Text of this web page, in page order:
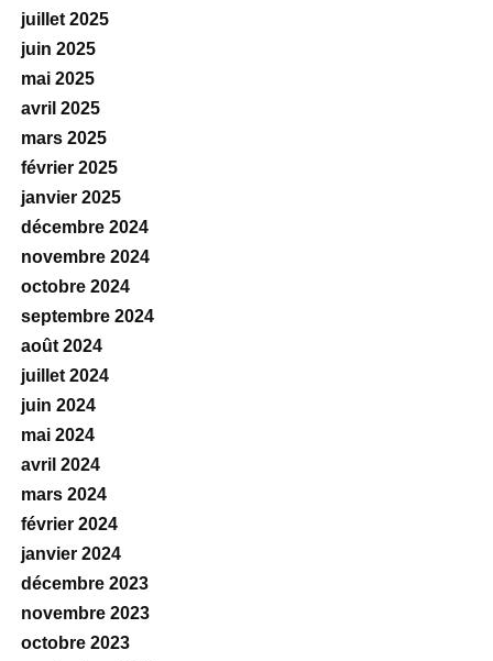
juillet 2025
juin 2025
mai 2025
avril 2025
mars 2025
février 2025
janvier 2025
décembre 2024
novembre 2024
octobre 2024
septembre 2024
août 2024
juillet 2024
juin 2024
mai 2024
avril 2024
mars 2024
février 2024
janvier 2024
décembre 2023
novembre 2023
octobre 2023